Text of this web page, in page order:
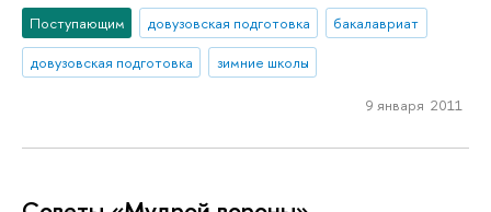
Поступающим довузовская подготовка
бакалавриат
довузовская подготовка
зимние школы
9 января 2011